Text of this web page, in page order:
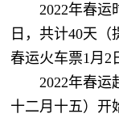
2022年春运
日，共计40天（
春运火车票1月2
2022年春运
十二月十五）开